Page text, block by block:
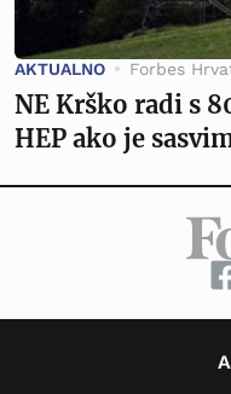
AKTUALNO Forbes
NE Krško radi s
HEP ako je